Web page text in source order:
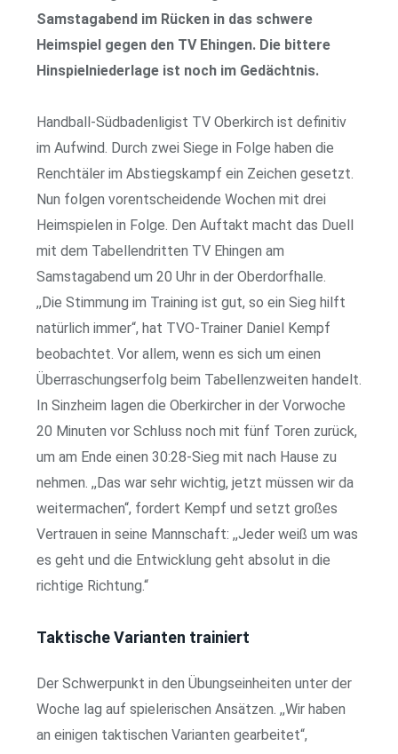
Samstagabend im Rücken in das schwere
Heimspiel gegen den TV Ehingen. Die bittere
Hinspielniederlage ist noch im Gedächtnis.
Handball-Südbadenligist TV Oberkirch ist definitiv
im Aufwind. Durch zwei Siege in Folge haben die
Renchtäler im Abstiegskampf ein Zeichen gesetzt.
Nun folgen vorentscheidende Wochen mit drei
Heimspielen in Folge. Den Auftakt macht das Duell
mit dem Tabellendritten TV Ehingen am
Samstagabend um 20 Uhr in der Oberdorfhalle.
,,Die Stimmung im Training ist gut, so ein Sieg hilft
natürlich immer“, hat TVO-Trainer Daniel Kempf
beobachtet. Vor allem, wenn es sich um einen
Überraschungserfolg beim Tabellenzweiten handelt.
In Sinzheim lagen die Oberkircher in der Vorwoche
20 Minuten vor Schluss noch mit fünf Toren zurück,
um am Ende einen 30:28-Sieg mit nach Hause zu
nehmen. ,,Das war sehr wichtig, jetzt müssen wir da
weitermachen“, fordert Kempf und setzt großes
Vertrauen in seine Mannschaft: ,,Jeder weiß um was
es geht und die Entwicklung geht absolut in die
richtige Richtung.“
Taktische Varianten trainiert
Der Schwerpunkt in den Übungseinheiten unter der
Woche lag auf spielerischen Ansätzen. ,,Wir haben
an einigen taktischen Varianten gearbeitet“,